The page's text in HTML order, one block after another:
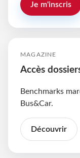
Je m'inscris
MAGAZINE
Accès
Benchmarks
Bus&Car.
Découvrir